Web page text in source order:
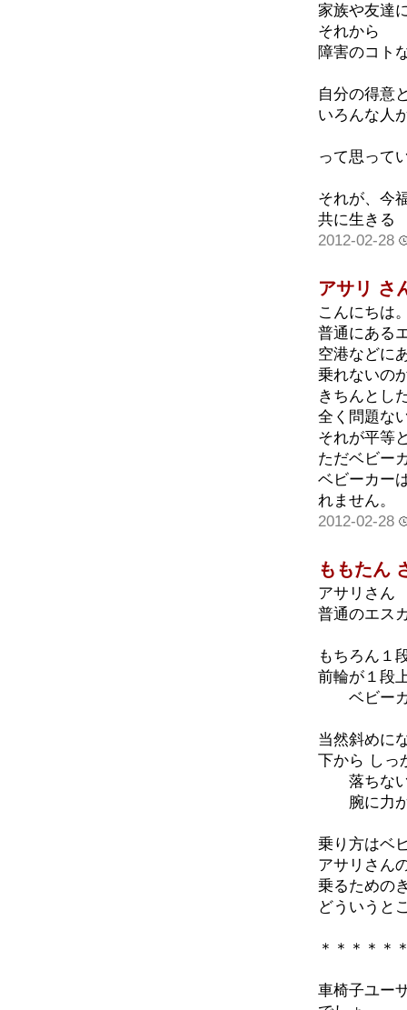
家族や友達
それから
障害のコト
自分の得意
いろんな人
って思って
それが、今
共に生きる
2012-02-28
アサリ さ
こんにちは
普通にある
空港などに
乗れないの
きちんとし
全く問題な
それが平等
ただベビー
ベビーカー
れません。
2012-02-28
ももたん
アサリさん
普通のエス
もちろん１
前輪が１段
ベビーカ
当然斜めに
下から しっ
落ちない
腕に力が
乗り方はベ
アサリさん
乗るための
どういうと
＊＊＊＊＊
車椅子ユー